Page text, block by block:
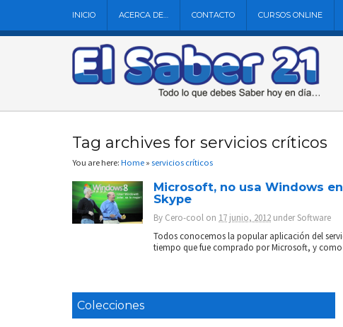
INICIO ACERCA DE… CONTACTO CURSOS ONLINE
Tag archives for servicios críticos
You are here: Home » servicios críticos
Microsoft, no usa Windows
Skype
By Cero-cool on 17 junio, 2012 underSoftware
Todos conocemos la popular aplicación del
tiempo que fue comprado por Microsoft, y
Colecciones